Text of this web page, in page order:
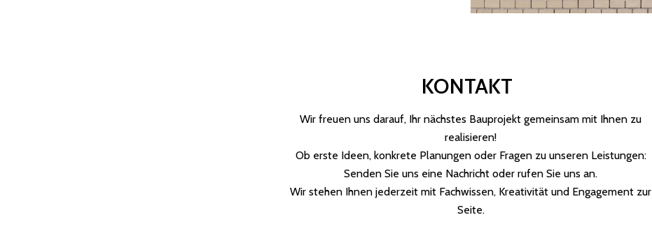
KONTAKT
Wir freuen uns darauf, Ihr nächstes Bauprojekt gemeinsam mit Ihnen zu
realisieren!
Ob erste Ideen, konkrete Planungen oder Fragen zu unseren Leistungen:
Senden Sie uns eine Nachricht oder rufen Sie uns an.
Wir stehen Ihnen jederzeit mit Fachwissen, Kreativität und Engagement zur
Seite.